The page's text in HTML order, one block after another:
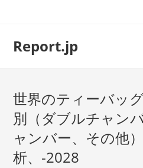
Report.jp
世界のティーバッ
別（ダブルチャン
ャンバー、その他
析、-2028